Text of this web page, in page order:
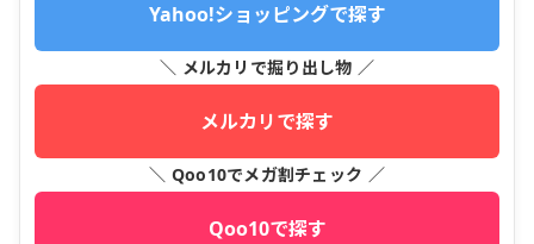
Yahoo!ショッピングで探す
＼ メルカリで掘り出し物 ／
メルカリで探す
＼ Qoo10でメガ割チェック ／
Qoo10で探す